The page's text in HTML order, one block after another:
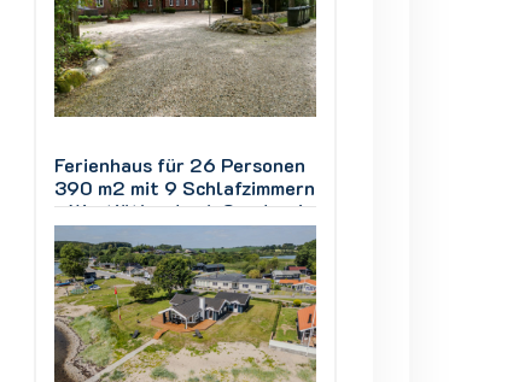
Ferienhaus für 26 Personen
390 m2 mit 9 Schlafzimmern
- Westjütland nah Søndervig